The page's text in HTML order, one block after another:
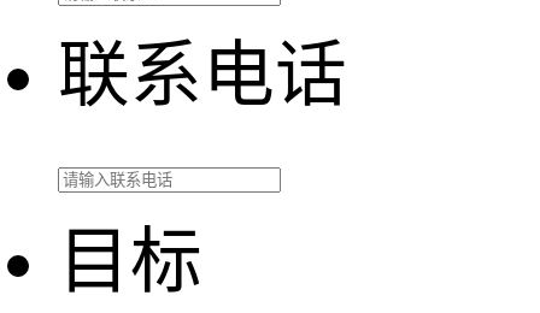
联系电话
目标